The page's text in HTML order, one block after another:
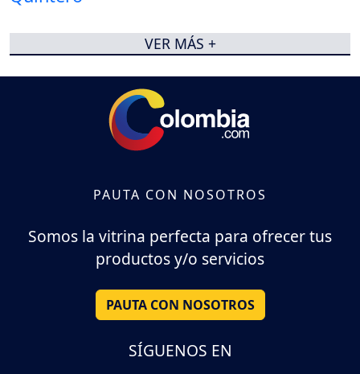
VER MÁS +
PAUTA CON NOSOTROS
Somos la vitrina perfecta para ofrecer tus
productos y/o servicios
PAUTA CON NOSOTROS
SÍGUENOS EN